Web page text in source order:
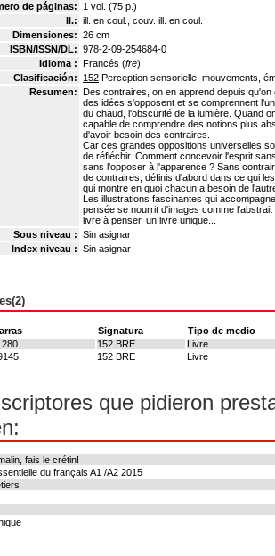
de páginas:
1 vol. (75 p.)
Il.: ill. en coul., couv. ill. en coul.
Dimensiones: 26 cm
ISBN/ISSN/DL: 978-2-09-254684-0
Idioma : Francés (fre)
Clasificación:
152 Perception sensorielle, mouvements,
Resumen: Des contraires, on en apprend depuis
des idées s'opposent et se comprennent
du chaud, l'obscurité de la lumière. Quand
capable de comprendre des notions plus
d'avoir besoin des contraires.
Car ces grandes oppositions universelles
de réfléchir. Comment concevoir l'esprit
sans l'opposer à l'apparence ? Sans
de contraires, définis d'abord dans ce qui
qui montre en quoi chacun a besoin de
Les illustrations fascinantes qui
pensée se nourrit d'images comme
livre à penser, un livre unique...
Sous niveau : Sin asignar
Index niveau : Sin asignar
Signatura Tipo de medio
152 BRE Livre
152 BRE Livre
que pidieron
fais le crétin!
du français A1 /A2 2015